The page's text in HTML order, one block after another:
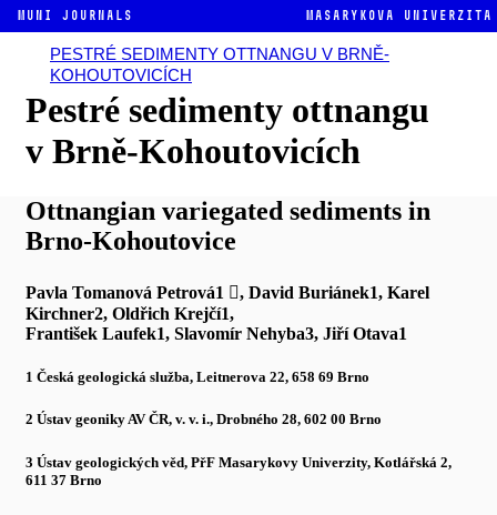
MUNI JOURNALS Masarykova univerzita
PESTRÉ SEDIMENTY OTTNANGU V BRNĚ-
KOHOUTOVICÍCH